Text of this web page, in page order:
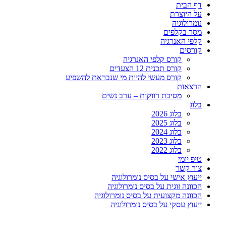
דף הבית
על היוצרת
נומרולוגיה
מסר בקלפים
קלפי האנרגיה
קורסים
קורס קלפי האנרגיה
קורס תכנית 12 הצעדים
קורס מעשי להיות מי שנבראת להשפיע
הרצאות
מסיבת רווקות – ערב נשים
בלוג
בלוג 2026
בלוג 2025
בלוג 2024
בלוג 2023
בלוג 2022
טיפ יומי
צור קשר
ייעוץ אישי על בסיס נומרולוגיה
הכוונה זוגית על בסיס נומרולוגיה
הכוונה מקצועית על בסיס נומרולוגיה
ייעוץ עסקי על בסיס נומרולוגיה